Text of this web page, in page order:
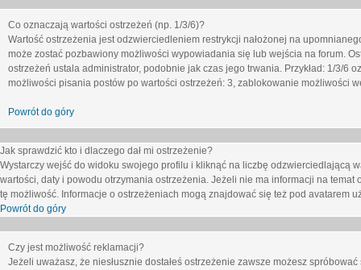
Co oznaczają wartości ostrzeżeń (np. 1/3/6)?
Wartość ostrzeżenia jest odzwierciedleniem restrykcji nałożonej na
może zostać pozbawiony możliwości wypowiadania się lub wejścia na forum.
ostrzeżeń ustala administrator, podobnie jak czas jego trwania. Przykład: 1/3/6
możliwości pisania postów po wartości ostrzeżeń: 3, zablokowanie możliwości
Powrót do góry
Jak sprawdzić kto i dlaczego dał mi ostrzeżenie?
Wystarczy wejść do widoku swojego profilu i kliknąć na liczbę odzwierciedlającą
wartości, daty i powodu otrzymania ostrzeżenia. Jeżeli nie ma informacji na temat
tę możliwość. Informacje o ostrzeżeniach mogą znajdować się też pod avatarem
Powrót do góry
Czy jest możliwość reklamacji?
Jeżeli uważasz, że niesłusznie dostałeś ostrzeżenie zawsze możesz